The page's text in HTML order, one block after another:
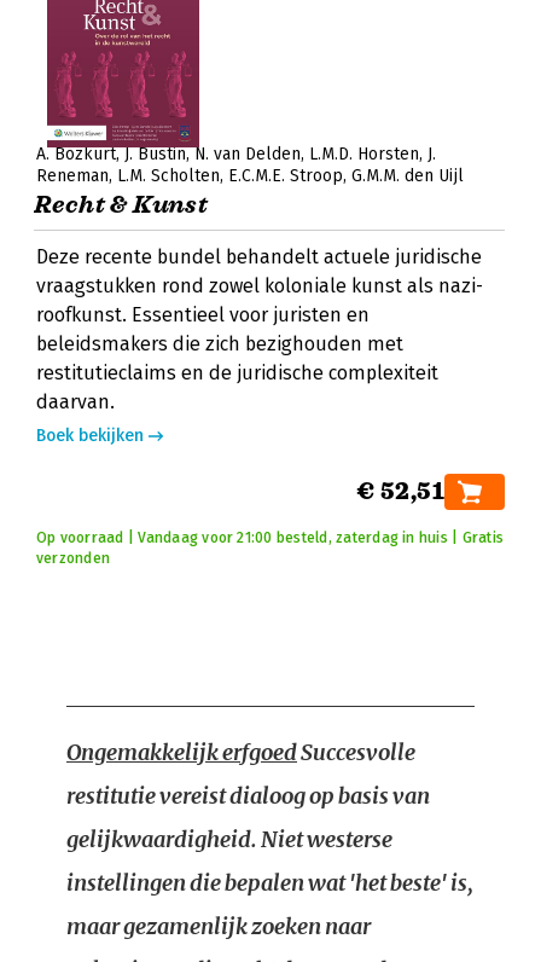
A. Bozkurt J. Bustin N. van Delden L.M.D. Horsten J.
Reneman L.M. Scholten E.C.M.E. Stroop G.M.M. den Uijl
Recht & Kunst
Deze recente bundel behandelt actuele juridische
vraagstukken rond zowel koloniale kunst als nazi-
roofkunst. Essentieel voor juristen en
beleidsmakers die zich bezighouden met
restitutieclaims en de juridische complexiteit
daarvan.
Boek bekijken
€ 52,51
Op voorraad | Vandaag voor 21:00 besteld, zaterdag in huis | Gratis
verzonden
Ongemakkelijk erfgoedSuccesvolle
restitutie vereist dialoog op basis van
gelijkwaardigheid. Niet westerse
instellingen die bepalen wat 'het beste' is,
maar gezamenlijk zoeken naar